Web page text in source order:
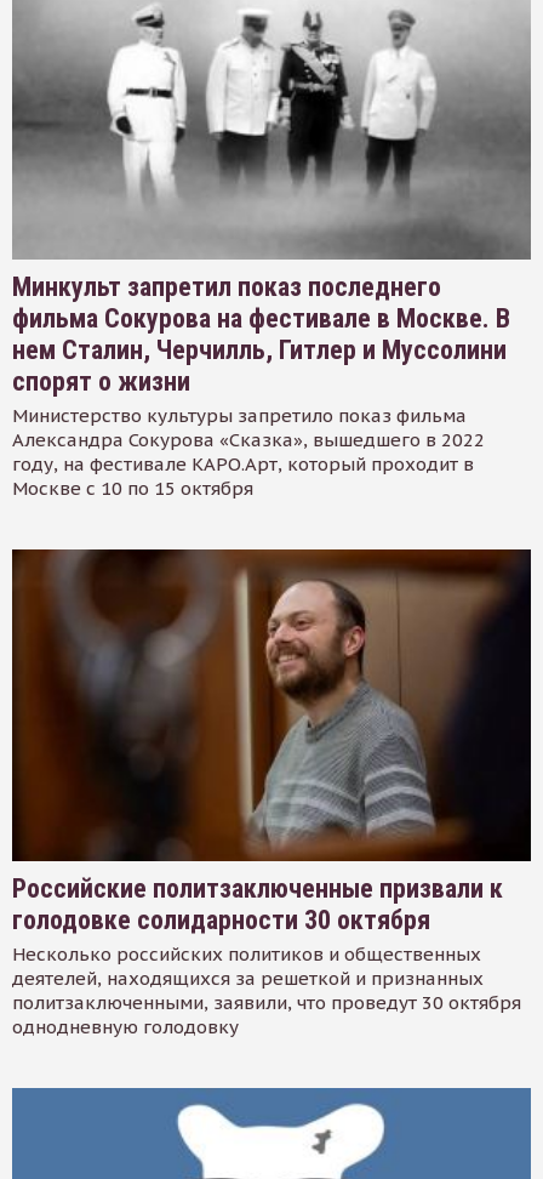
Минкульт запретил показ последнего
фильма Сокурова на фестивале в Москве. В
нем Сталин, Черчилль, Гитлер и Муссолини
спорят о жизни
Министерство культуры запретило показ фильма
Александра Сокурова «Сказка», вышедшего в 2022
году, на фестивале КАРО.Арт, который проходит в
Москве с 10 по 15 октября
Российские политзаключенные призвали к
голодовке солидарности 30 октября
Несколько российских политиков и общественных
деятелей, находящихся за решеткой и признанных
политзаключенными, заявили, что проведут 30 октября
однодневную голодовку